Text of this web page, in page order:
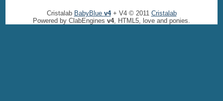
Cristalab BabyBlue v4+ V4 © 2011 Cristalab
Powered by ClabEngines v4, HTML5, love and ponies.